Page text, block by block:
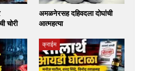
चोरी
अमळनेरसह दहिवदला दोघांची
आत्महत्या
क्राईम